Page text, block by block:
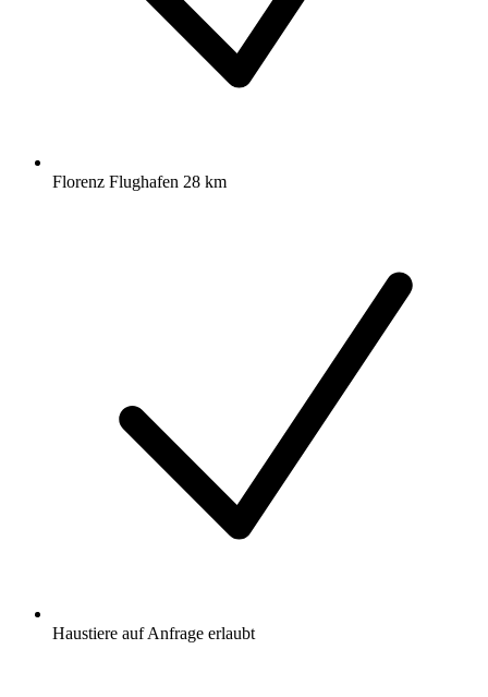
Florenz Flughafen 28 km
Haustiere auf Anfrage erlaubt